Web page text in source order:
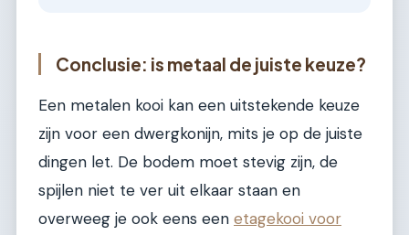
Conclusie: is metaal de juiste keuze?
Een metalen kooi kan een uitstekende keuze
zijn voor een dwergkonijn, mits je op de juiste
dingen let. De bodem moet stevig zijn, de
spijlen niet te ver uit elkaar staan en
overweeg je ook eens een etagekooi voor